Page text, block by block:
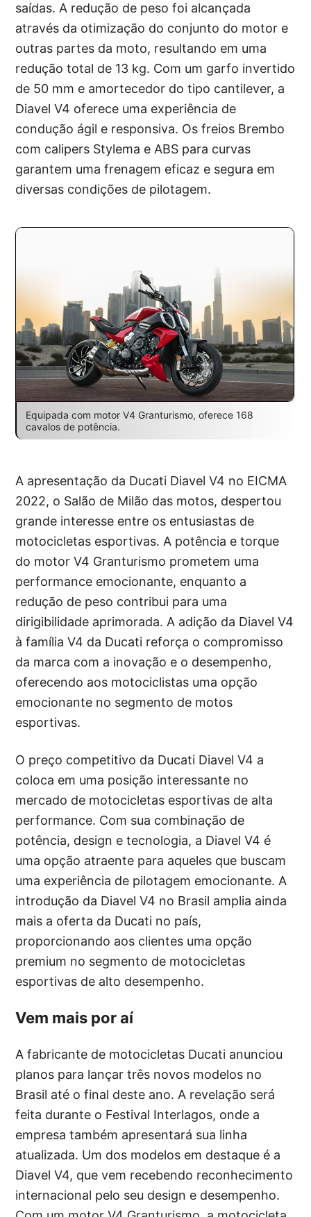
saídas. A redução de peso foi alcançada
através da otimização do conjunto do motor e
outras partes da moto, resultando em uma
redução total de 13 kg. Com um garfo invertido
de 50 mm e amortecedor do tipo cantilever, a
Diavel V4 oferece uma experiência de
condução ágil e responsiva. Os freios Brembo
com calipers Stylema e ABS para curvas
garantem uma frenagem eficaz e segura em
diversas condições de pilotagem.
Equipada com motor V4 Granturismo, oferece 168
cavalos de potência.
A apresentação da Ducati Diavel V4 no EICMA
2022, o Salão de Milão das motos, despertou
grande interesse entre os entusiastas de
motocicletas esportivas. A potência e torque
do motor V4 Granturismo prometem uma
performance emocionante, enquanto a
redução de peso contribui para uma
dirigibilidade aprimorada. A adição da Diavel V4
à família V4 da Ducati reforça o compromisso
da marca com a inovação e o desempenho,
oferecendo aos motociclistas uma opção
emocionante no segmento de motos
esportivas.
O preço competitivo da Ducati Diavel V4 a
coloca em uma posição interessante no
mercado de motocicletas esportivas de alta
performance. Com sua combinação de
potência, design e tecnologia, a Diavel V4 é
uma opção atraente para aqueles que buscam
uma experiência de pilotagem emocionante. A
introdução da Diavel V4 no Brasil amplia ainda
mais a oferta da Ducati no país,
proporcionando aos clientes uma opção
premium no segmento de motocicletas
esportivas de alto desempenho.
Vem mais por aí
A fabricante de motocicletas Ducati anunciou
planos para lançar três novos modelos no
Brasil até o final deste ano. A revelação será
feita durante o Festival Interlagos, onde a
empresa também apresentará sua linha
atualizada. Um dos modelos em destaque é a
Diavel V4, que vem recebendo reconhecimento
internacional pelo seu design e desempenho.